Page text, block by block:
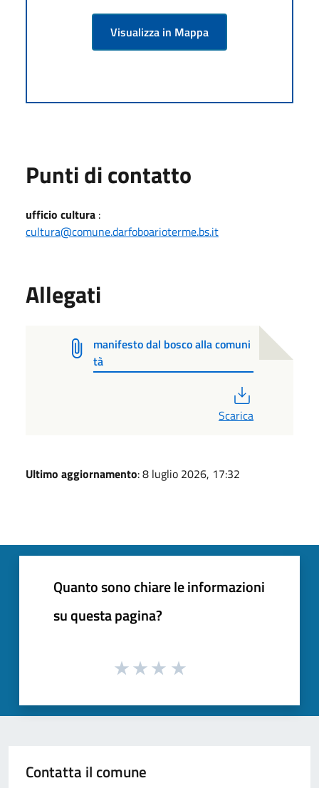
Visualizza in Mappa
Punti di contatto
ufficio cultura :
cultura@comune.darfoboarioterme.bs.it
Allegati
manifesto dal bosco alla comuni
tà
Scarica
Ultimo aggiornamento: 8 luglio 2026, 17:32
Quanto sono chiare le informazioni
su questa pagina?
Contatta il comune